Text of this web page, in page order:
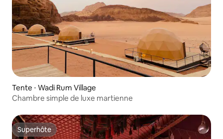
Tente ⋅ Wadi Rum Village
Chambre simple de luxe martienne
Superhôte
Superhôte